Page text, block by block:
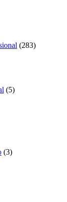
(283)
(5)
(3)